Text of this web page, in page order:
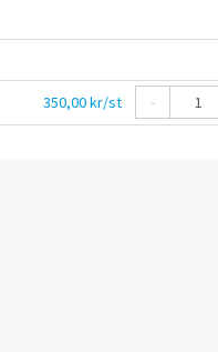
350,00 kr/st -